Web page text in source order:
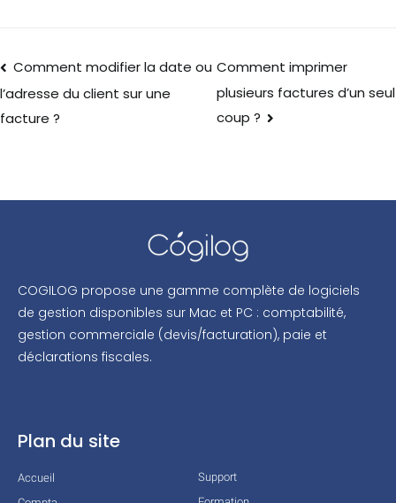
Comment modifier la date ou
l’adresse du client sur une
facture ?
Comment imprimer
plusieurs factures d’un seul
coup ?
COGILOG propose une gamme complète de logiciels
de gestion disponibles sur Mac et PC : comptabilité,
gestion commerciale (devis/facturation), paie et
déclarations fiscales.
Plan du site
Accueil
Support